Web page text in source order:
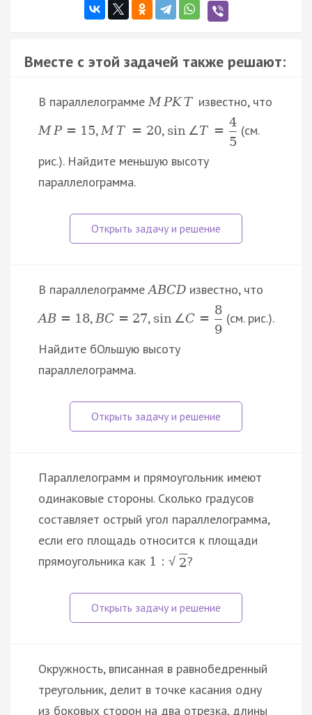
Вместе с этой задачей также решают:
В параллелограммеM PK T известно, что
M P = 15,M T = 20, sin ∠T =
4
5
(см.
рис.). Найдите меньшую высоту
параллелограмма.
В параллелограммеABCD известно, что
AB = 18,BC = 27, sin ∠C =
8
9
(см. рис.).
Найдите бОльшую высоту
параллелограмма.
Параллелограмм и прямоугольник имеют
одинаковые стороны. Сколько градусов
составляет острый угол параллелограмма,
если его площадь относится к площади
прямоугольника как 1 : √ 2?
Окружность, вписанная в равнобедренный
треугольник, делит в точке касания одну
из боковых сторон на два отрезка, длины